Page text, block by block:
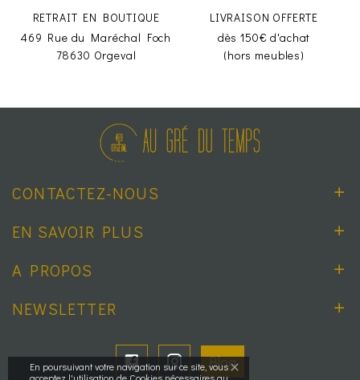
RETRAIT EN BOUTIQUE
469 Rue du Maréchal Foch
78630 Orgeval
LIVRAISON OFFERTE
dès 150€ d'achat
(hors meubles)
CONTACTEZ-NOUS
EN SAVOIR PLUS
A PROPOS
NEWSLETTER
Blog
En poursuivant votre navigation sur ce site, vous